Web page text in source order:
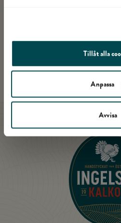
Tillåt alla
Anpassa
Avvisa
Till